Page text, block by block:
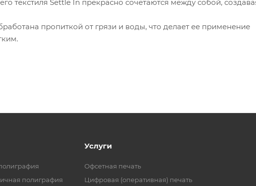
текстиля Settle In прекрасно сочетаются между собой,
пропиткой от грязи и воды, что делает ее применение
полиграфия
Услуги
Офсетная печать
Цифровая (оперативная) печать